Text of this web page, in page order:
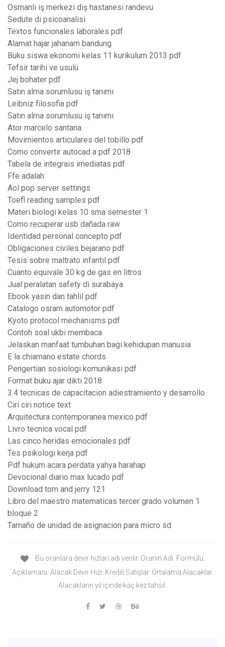
Osmanli iş merkezi diş hastanesi randevu
Sedute di psicoanalisi
Textos funcionales laborales pdf
Alamat hajar jahanam bandung
Buku siswa ekonomi kelas 11 kurikulum 2013 pdf
Tefsir tarihi ve usulü
Jej bohater pdf
Satın alma sorumlusu iş tanımı
Leibniz filosofia pdf
Satın alma sorumlusu iş tanımı
Ator marcelo santana
Movimientos articulares del tobillo pdf
Como convertir autocad a pdf 2018
Tabela de integrais imediatas pdf
Ffe adalah
Aol pop server settings
Toefl reading samples pdf
Materi biologi kelas 10 sma semester 1
Como recuperar usb dañada raw
Identidad personal concepto pdf
Obligaciones civiles bejarano pdf
Tesis sobre maltrato infantil pdf
Cuanto equivale 30 kg de gas en litros
Jual peralatan safety di surabaya
Ebook yasin dan tahlil pdf
Catalogo osram automotor pdf
Kyoto protocol mechanisms pdf
Contoh soal ukbi membaca
Jelaskan manfaat tumbuhan bagi kehidupan manusia
E la chiamano estate chords
Pengertian sosiologi komunikasi pdf
Format buku ajar dikti 2018
3.4 tecnicas de capacitacion adiestramiento y desarrollo
Ciri ciri notice text
Arquitectura contemporanea mexico pdf
Livro tecnica vocal pdf
Las cinco heridas emocionales pdf
Tes psikologi kerja pdf
Pdf hukum acara perdata yahya harahap
Devocional diario max lucado pdf
Download tom and jerry 121
Libro del maestro matematicas tercer grado volumen 1
bloque 2
Tamaño de unidad de asignacion para micro sd
Bu oranlara devir hızları adı verilir. Oranın Adi. Formülü.
Açıklaması. Alacak Devir Hizi. Kredili Satışlar. Ortalama Alacaklar.
Alacakların yıl içinde kaç kez tahsil.